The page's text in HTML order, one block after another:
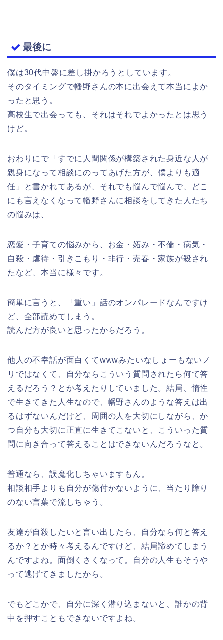
最後に
僕は30代中盤に差し掛かろうとしています。
そのタイミングで幡野さんの本に出会えて本当によか
ったと思う。
高校生で出会っても、それはそれでよかったとは思う
けど。
おわりにで「すでに人間関係が構築された身近な人が
親身になって相談にのってあげた方が、僕よりも適
任」と書かれてあるが、それでも悩んで悩んで、どこ
にも言えなくなって幡野さんに相談をしてきた人たち
の悩みは、
恋愛・子育ての悩みから、お金・妬み・不倫・病気・
自殺・虐待・引きこもり・非行・売春・家族が殺され
たなど、本当に様々です。
簡単に言うと、「重い」話のオンパレードなんですけ
ど、全部読めてしまう。
読んだ方が良いと思ったからだろう。
他人の不幸話が面白くてwwwみたいなしょーもないノ
リではなくて、自分ならこういう質問されたら何て答
えるだろう？とか考えたりしていました。結局、惰性
で生きてきた人生なので、幡野さんのような答えは出
るはずないんだけど、周囲の人を大切にしながら、か
つ自分も大切に正直に生きてこないと、こういった質
問に向き合って答えることはできないんだろうなと。
普通なら、誤魔化しちゃいますもん。
相談相手よりも自分が傷付かないように、当たり障り
のない言葉で流しちゃう。
友達が自殺したいと言い出したら、自分なら何と答え
るか？とか時々考えるんですけど、結局諦めてしまう
んですよね。面倒くさくなって。自分の人生もそうや
って逃げてきましたから。
でもどこかで、自分に深く潜り込まないと、誰かの背
中を押すこともできないですよね。